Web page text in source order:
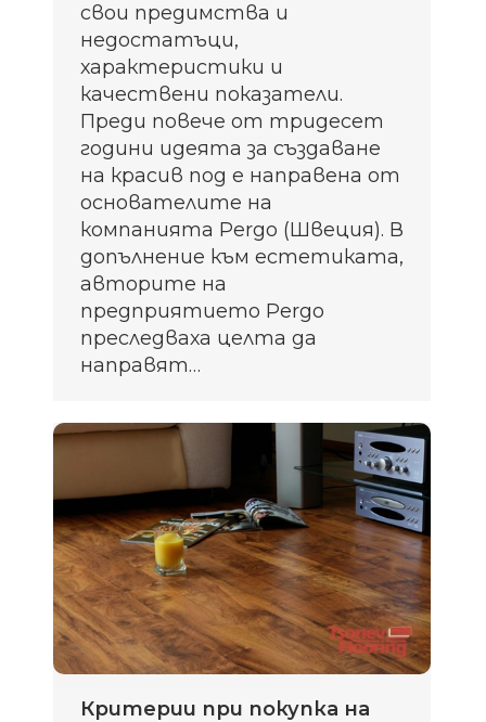
свои предимства и
недостатъци,
характеристики и
качествени показатели.
Преди повече от тридесет
години идеята за създаване
на красив под е направена от
основателите на
компанията Pergo (Швеция). В
допълнение към естетиката,
авторите на
предприятието Pergo
преследваха целта да
направят…
Критерии при покупка на